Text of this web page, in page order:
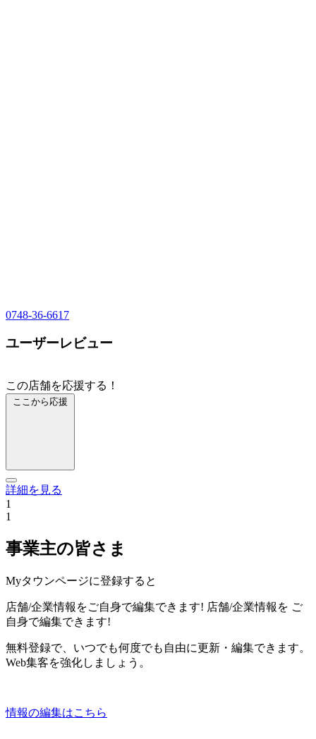
0748-36-6617
ユーザーレビュー
この店舗を応援する！
ここから応援
詳細を見る
1
1
事業主の皆さま
Myタウンページに登録すると
店舗/企業情報をご自身で編集できます! 店舗/企業情報を ご
自身で編集できます!
無料登録で、いつでも何度でも自由に更新・編集できます。
Web集客を強化しましょう。
情報の編集はこちら